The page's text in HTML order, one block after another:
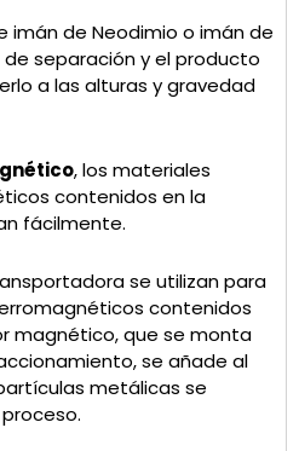
imán de Neodimio o imán de
separación y el producto
a las alturas y gravedad
, los materiales
contenidos en la
fácilmente.
se utilizan para
contenidos
magnético, que se monta
se añade al
metálicas se